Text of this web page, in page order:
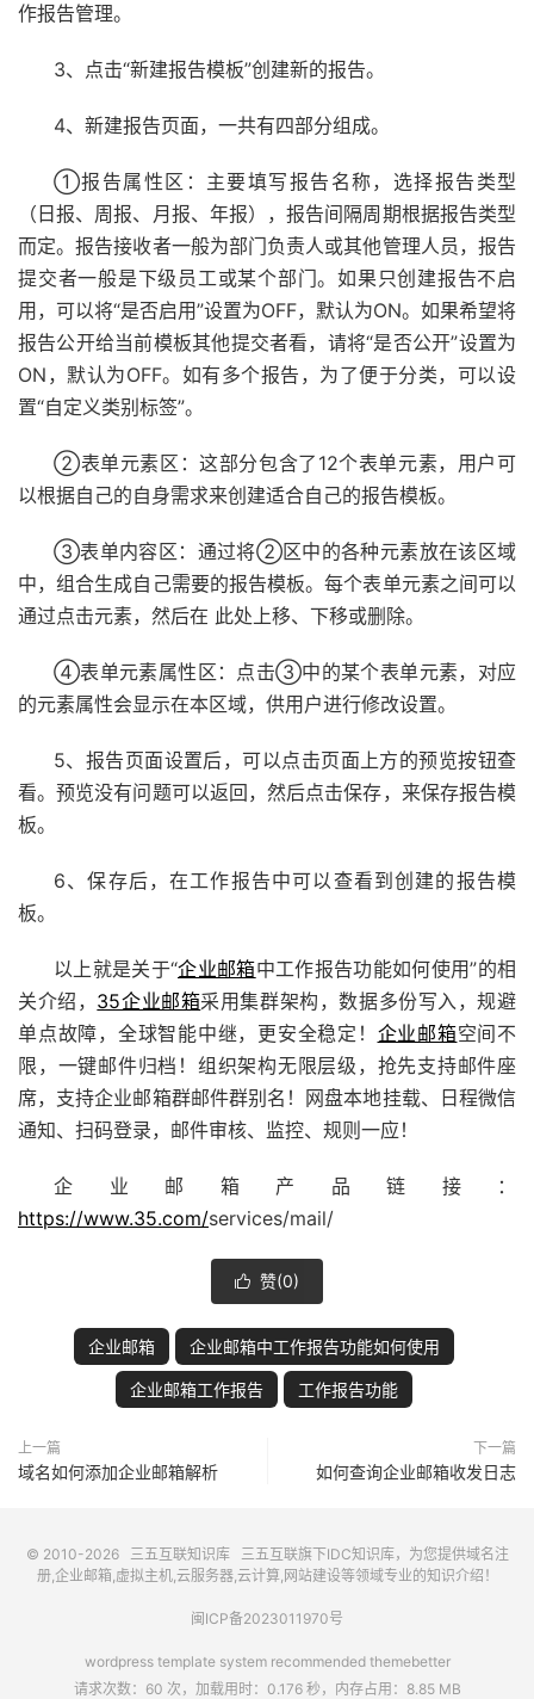
作报告管理。
3、点击“新建报告模板”创建新的报告。
4、新建报告页面，一共有四部分组成。
①报告属性区：主要填写报告名称，选择报告类型
（日报、周报、月报、年报），报告间隔周期根据报告类型
而定。报告接收者一般为部门负责人或其他管理人员，报告
提交者一般是下级员工或某个部门。如果只创建报告不启
用，可以将“是否启用”设置为OFF，默认为ON。如果希望将
报告公开给当前模板其他提交者看，请将“是否公开”设置为
ON，默认为OFF。如有多个报告，为了便于分类，可以设
置“自定义类别标签”。
②表单元素区：这部分包含了12个表单元素，用户可
以根据自己的自身需求来创建适合自己的报告模板。
③表单内容区：通过将②区中的各种元素放在该区域
中，组合生成自己需要的报告模板。每个表单元素之间可以
通过点击元素，然后在 此处上移、下移或删除。
④表单元素属性区：点击③中的某个表单元素，对应
的元素属性会显示在本区域，供用户进行修改设置。
5、报告页面设置后，可以点击页面上方的预览按钮查
看。预览没有问题可以返回，然后点击保存，来保存报告模
板。
6、保存后，在工作报告中可以查看到创建的报告模
板。
以上就是关于“企业邮箱中工作报告功能如何使用”的相
关介绍， 35企业邮箱采用集群架构，数据多份写入，规避
单点故障，全球智能中继，更安全稳定！ 企业邮箱空间不
限，一键邮件归档！组织架构无限层级，抢先支持邮件座
席，支持企业邮箱群邮件群别名！网盘本地挂载、日程微信
通知、扫码登录，邮件审核、监控、规则一应！
企业邮箱产品链接：
https://www.35.com/services/mail/
 赞(0)
企业邮箱 企业邮箱中工作报告功能如何使用
企业邮箱工作报告 工作报告功能
上一篇
域名如何添加企业邮箱解析
下一篇
如何查询企业邮箱收发日志
© 2010-2026 三五互联知识库 三五互联旗下IDC知识库，为您提供域名注
册,企业邮箱,虚拟主机,云服务器,云计算,网站建设等领域专业的知识介绍！
闽ICP备2023011970号
wordpress template system recommended themebetter
请求次数：60 次，加载用时：0.176 秒，内存占用：8.85 MB